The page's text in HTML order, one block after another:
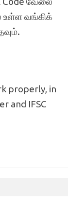
வங்கிக்
properly, in
and IFSC